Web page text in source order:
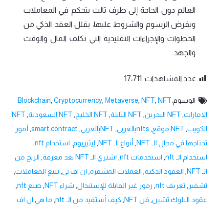
العالم دون الحاجة إلى طرف ثالث يتحكم في المعاملات
ويفرض الرسوم والشروط عليها، يقلل العقد الذكي من
الخطوات والإجراءات التقليدية التي تكلف المال والوقت
والجهد.
عدد المشاهدات: 17٬711
الوسوم: Blockchain,Cryptocurrency, Metaverse, NFT, NFT
الامارات, NFT البحرين , NFT الثابتة , NFT الخليج , NFT السعودية ,
NFT
الكويت, NFT موقع , nftsبالعربي , NFTبالعربي ,
smart contract
, أمور
تحتاجها في مجال الـ NFT
, أنواع الـ NFT , إيثيريوم, استخدام nft
,
استخدام الـ nft
, استخدمات nft , اشتري الـ NFT بعد معرفة , الربح من
الـ NFT
, العقود الذكية, العملات المشفرة, ان اف تي, تتبع المعاملات,
تشفير , تعريف nft , رموز غير القابلة للإستبدال, شراء NFT , صنع nft
,
عقود البلوك تشين, فن NFT , كيف أستفيد من الـ nft , ما هي ان اف